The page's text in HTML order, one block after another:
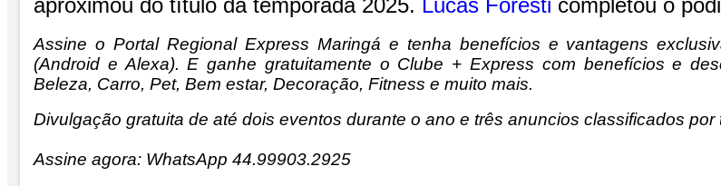
aproximou do título da temporada 2025. Lucas Foresti completou o
Assine o Portal Regional Express Maringá e tenha benefícios e vantagens
(Android e Alexa). E ganhe gratuitamente o Clube + Express com benefícios e
Beleza, Carro, Pet, Bem estar, Decoração, Fitness e muito mais.
Divulgação gratuita de até dois eventos durante o ano e três anuncios classificados por
Assine agora: WhatsApp 44.99903.2925